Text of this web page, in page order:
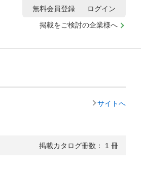
掲載をご検討の企業様へ
無料会員登録 ログイン
サイトへ
掲載カタログ冊数： 1 冊